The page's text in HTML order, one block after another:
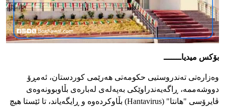
بۆکس میدیاـــــــ
وەزارەتی تەندروستیی حکومەتی هەرێمی کوردستان، ئه‌مڕۆ
دووشەممە، ڕاگەیەندراوێکی بەپەلەی لەبارەی بڵاوبوونەوەی
ڤایرۆسی "هانتا" (Hantavirus) بڵاوکردەوە و ڕایگەیاند، تا ئێستا هیچ